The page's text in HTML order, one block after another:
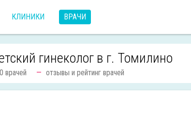
КЛИНИКИ ВРАЧИ
гинеколог в г. Томилино
0 врачей отзывы и рейтинг врачей